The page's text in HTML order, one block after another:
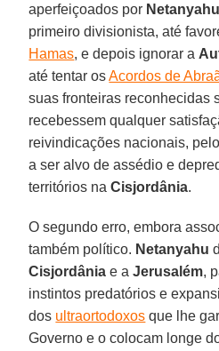
aperfeiçoados por Netanyahu
primeiro divisionista, até
Hamas, e depois ignorar a
até tentar osAcordos de
suas fronteiras reconhecidas
recebessem qualquer
reivindicações nacionais,
a ser alvo de assédio e
territórios naCisjordânia.
O segundo erro, embora
também político. Netanyahu
Cisjordânia e aJerusalém,
instintos predatórios e
dos ultraortodoxos que lhe
Governo e o colocam longe